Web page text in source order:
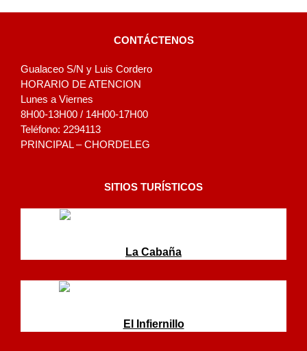
CONTÁCTENOS
Gualaceo S/N y Luis Cordero
HORARIO DE ATENCION
Lunes a Viernes
8H00-13H00 / 14H00-17H00
Teléfono: 2294113
PRINCIPAL – CHORDELEG
SITIOS TURÍSTICOS
La Cabaña
El Infiernillo